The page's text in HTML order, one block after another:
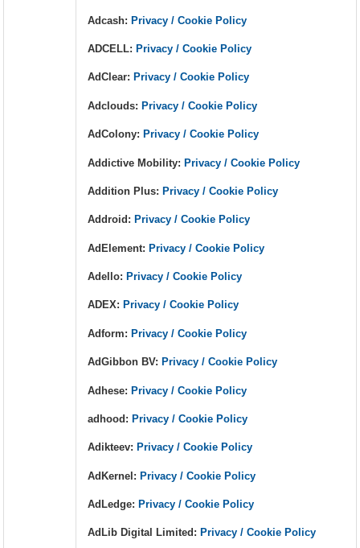
Adcash:Privacy / Cookie Policy
ADCELL: Privacy / Cookie Policy
AdClear: Privacy / Cookie Policy
Adclouds: Privacy / Cookie Policy
AdColony: Privacy / Cookie Policy
Addictive Mobility:Privacy / Cookie Policy
Addition Plus: Privacy / Cookie Policy
Addroid: Privacy / Cookie Policy
AdElement:Privacy / Cookie Policy
Adello: Privacy / Cookie Policy
ADEX: Privacy / Cookie Policy
Adform: Privacy / Cookie Policy
AdGibbon BV: Privacy / Cookie Policy
Adhese:Privacy / Cookie Policy
adhood: Privacy / Cookie Policy
Adikteev: Privacy / Cookie Policy
AdKernel:Privacy / Cookie Policy
AdLedge: Privacy / Cookie Policy
AdLib Digital Limited: Privacy / Cookie Policy